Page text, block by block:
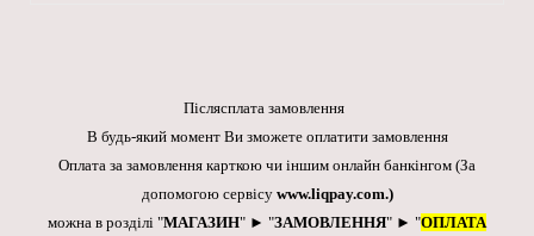
Післясплата замовлення
В будь-який момент Ви зможете оплатити замовлення
Оплата за замовлення карткою чи іншим онлайн банкінгом (За
допомогою сервісу www.liqpay.com.)
можна в розділі "МАГАЗИН" ► "ЗАМОВЛЕННЯ" ► "ОПЛАТА